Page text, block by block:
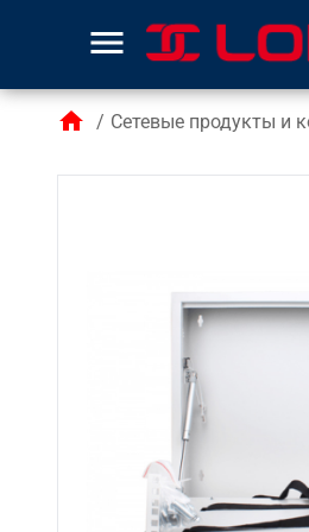
menu
home / Сетевые продукты и